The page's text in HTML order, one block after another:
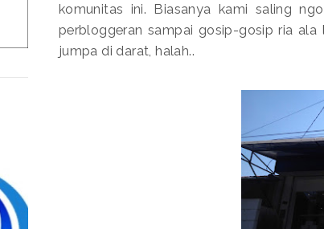
komunitas ini. Biasanya kami saling
perbloggeran sampai gosip-gosip ria
jumpa di darat, halah..